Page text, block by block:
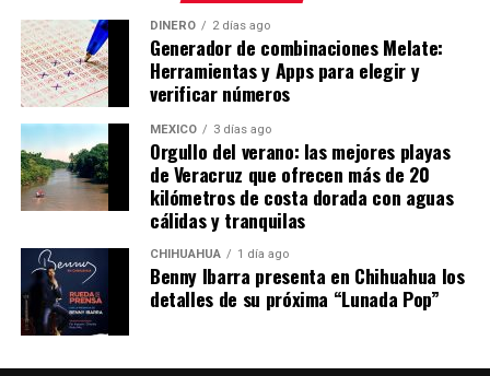
DINERO 2 días ago
Generador de combinaciones Melate:
Herramientas y Apps para elegir y
verificar números
MÉXICO 3 días ago
Orgullo del verano: las mejores playas
de Veracruz que ofrecen más de 20
kilómetros de costa dorada con aguas
cálidas y tranquilas
CHIHUAHUA 1 día ago
Benny Ibarra presenta en Chihuahua los
detalles de su próxima “Lunada Pop”